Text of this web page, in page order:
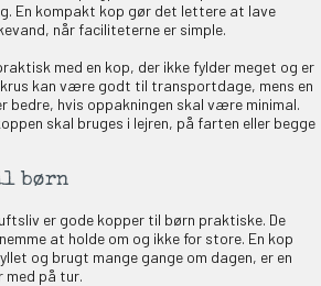
En kompakt kop gør det lettere at lave
når faciliteterne er simple.
med en kop, der ikke fylder meget og er
kan være godt til transportdage, mens en
bedre, hvis oppakningen skal være minimal.
skal bruges i lejren, på farten eller begge
børn
er gode kopper til børn praktiske. De
at holde om og ikke for store. En kop
og brugt mange gange om dagen, er en
med på tur.